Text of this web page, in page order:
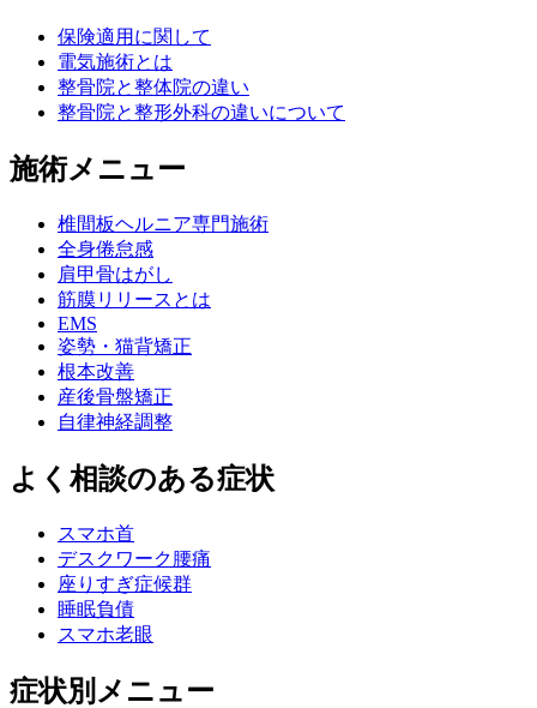
保険適用に関して
電気施術とは
整骨院と整体院の違い
整骨院と整形外科の違いについて
施術メニュー
椎間板ヘルニア専門施術
全身倦怠感
肩甲骨はがし
筋膜リリースとは
EMS
姿勢・猫背矯正
根本改善
産後骨盤矯正
自律神経調整
よく相談のある症状
スマホ首
デスクワーク腰痛
座りすぎ症候群
睡眠負債
スマホ老眼
症状別メニュー